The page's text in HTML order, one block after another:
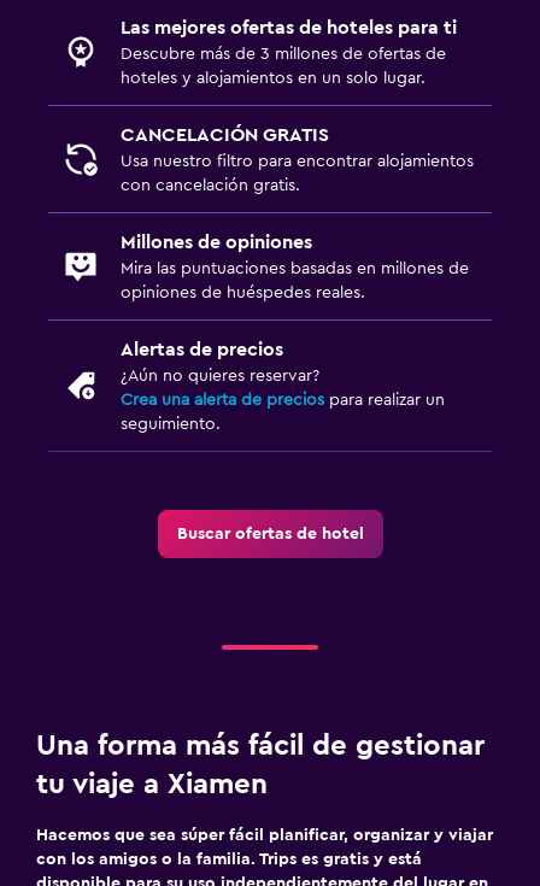
Las mejores ofertas de hoteles para ti
Descubre más de 3 millones de ofertas de
hoteles y alojamientos en un solo lugar.
CANCELACIÓN GRATIS
Usa nuestro filtro para encontrar alojamientos
con cancelación gratis.
Millones de opiniones
Mira las puntuaciones basadas en millones de
opiniones de huéspedes reales.
Alertas de precios
¿Aún no quieres reservar?
Crea una alerta de precios para realizar un
seguimiento.
Buscar ofertas de hotel
Una forma más fácil de gestionar
tu viaje a Xiamen
Hacemos que sea súper fácil planificar, organizar y viajar
con los amigos o la familia. Trips es gratis y está